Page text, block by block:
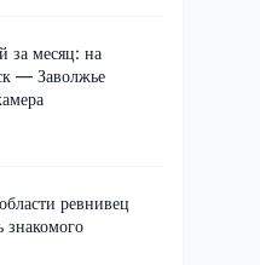
за месяц: на
— Заволжье
ревнивец
знакомого